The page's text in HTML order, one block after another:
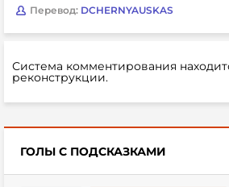
Перевод: DCHERNYAUSKAS
Система комментирования
реконструкции.
ГОЛЫ С ПОДСКАЗКАМИ